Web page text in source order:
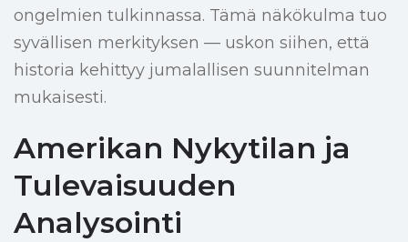
ongelmien tulkinnassa. Tämä näkökulma tuo
syvällisen merkityksen — uskon siihen, että
historia kehittyy jumalallisen suunnitelman
mukaisesti.
Amerikan Nykytilan ja
Tulevaisuuden
Analysointi